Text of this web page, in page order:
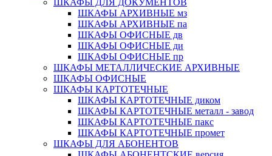
ШКАФЫ АРХИВНЫЕ мз
ШКАФЫ АРХИВНЫЕ па
ШКАФЫ ОФИСНЫЕ дв
ШКАФЫ ОФИСНЫЕ ди
ШКАФЫ ОФИСНЫЕ пр
ШКАФЫ МЕТАЛЛИЧЕСКИЕ АРХИВНЫЕ
ШКАФЫ ОФИСНЫЕ
ШКАФЫ КАРТОТЕЧНЫЕ
ШКАФЫ КАРТОТЕЧНЫЕ диком
ШКАФЫ КАРТОТЕЧНЫЕ металл - завод
ШКАФЫ КАРТОТЕЧНЫЕ пакс
ШКАФЫ КАРТОТЕЧНЫЕ промет
ШКАФЫ ДЛЯ АБОНЕНТОВ